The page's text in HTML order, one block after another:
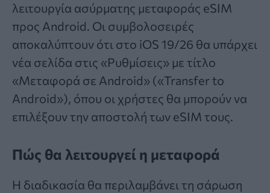
λειτουργία ασύρματης μεταφοράς eSIM
προς Android. Οι συμβολοσειρές
αποκαλύπτουν ότι στο iOS 19/26 θα υπάρχει
νέα σελίδα στις «Ρυθμίσεις» με τίτλο
«Μεταφορά σε Android» («Transfer to
Android»), όπου οι χρήστες θα μπορούν να
επιλέξουν την αποστολή των eSIM τους.
Πώς θα λειτουργεί η μεταφορά
Η διαδικασία θα περιλαμβάνει τη σάρωση